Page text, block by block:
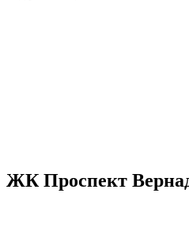
ЖК Проспект